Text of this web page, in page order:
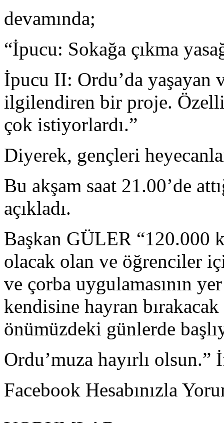
devamında;
“İpucu: Sokağa çıkma
İpucu II: Ordu’da yaşayan
ilgilendiren bir proje.
çok istiyorlardı.”
Diyerek, gençleri
Bu akşam saat 21.00’de
açıkladı.
Başkan GÜLER “120.000
olacak olan ve öğrenciler
ve çorba uygulamasının
kendisine hayran bırakacak
önümüzdeki günlerde
Ordu’muza hayırlı
Facebook Hesabınızla